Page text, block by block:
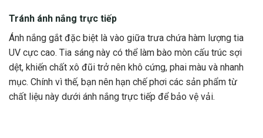
Tránh ánh nắng trực tiếp
Ánh nắng gắt đặc biệt là vào giữa trưa chứa hàm lượng tia
UV cực cao. Tia sáng này có thể làm bào mòn cấu trúc sợi
dệt, khiến chất xô đũi trở nên khô cứng, phai màu và nhanh
mục. Chính vì thế, bạn nên hạn chế phơi các sản phẩm từ
chất liệu này dưới ánh nắng trực tiếp để bảo vệ vải.